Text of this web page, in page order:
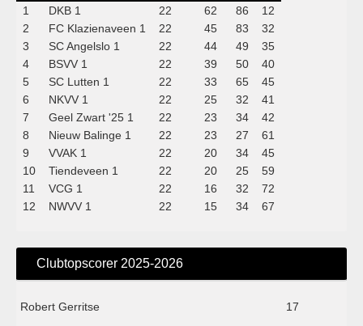
1
DKB 1 22 62 86
12
2
FC Klazienaveen 1 22 45 83
32
3
SC Angelslo 1 22 44 49
35
4
BSVV 1 22 39 50
40
5
SC Lutten 1 22 33 65
45
6
NKVV 1 22 25 32
41
7
Geel Zwart '25 1 22 23 34
42
8
Nieuw Balinge 1 22 23 27
61
9
VVAK 1 22 20 34
45
10
Tiendeveen 1 22 20 25
59
11
VCG 1 22 16 32
72
12
NWVV 1 22 15 34 67
Clubtopscorer 2025-2026
Robert Gerritse
17